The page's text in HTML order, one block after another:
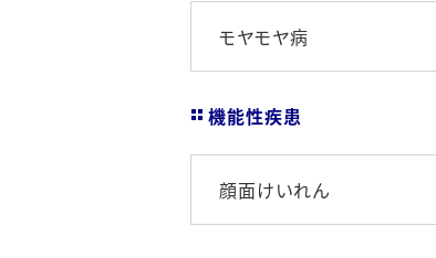
モヤモヤ病
機能性疾患
顔面けいれん